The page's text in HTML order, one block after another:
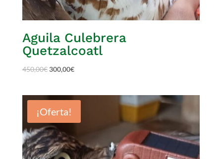
Aguila Culebrera
Quetzalcoatl
450,00€300,00€
¡Oferta!